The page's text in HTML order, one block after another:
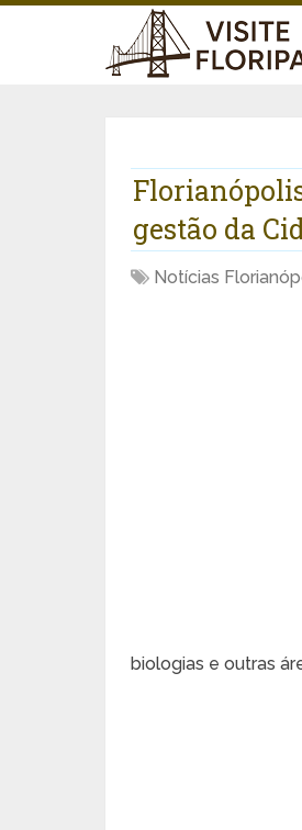
gestão da
Notícias
biologias e outras